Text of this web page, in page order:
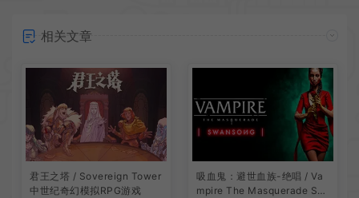
相关文章
君王之塔 / Sovereign Tower
中世纪奇幻模拟RPG游戏
吸血鬼：避世血族-绝唱 / Va
mpire The Masquerade Sw